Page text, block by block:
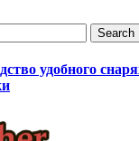
удобного